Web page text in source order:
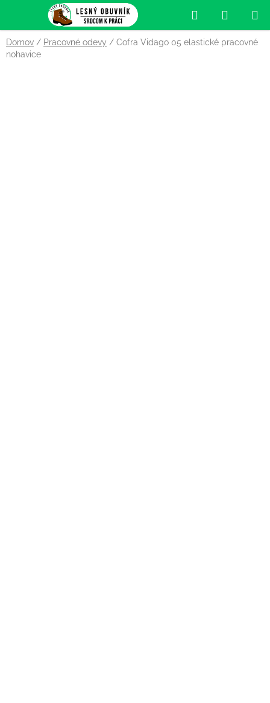
obsah
Hľadať
KOŠÍK
Domov / Pracovné odevy / Cofra Vidago 05 elastické pracovné
nohavice